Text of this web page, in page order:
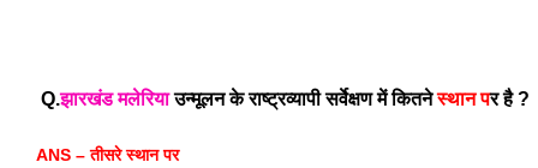
Q.झारखंड मलेरिया उन्मूलन के राष्ट्रव्यापी सर्वेक्षण में कितने स्थान पर है ?
ANS – तीसरे स्थान पर